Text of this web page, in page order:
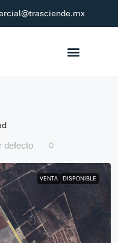
defecto
VENTA DISPONIBLE